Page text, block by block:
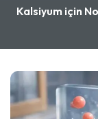
Kalsiyum için